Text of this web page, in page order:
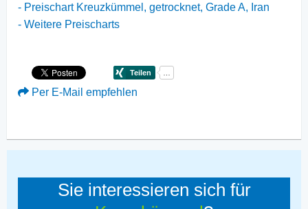
- Preischart Kreuzkümmel, getrocknet, Grade A, Iran
- Weitere Preischarts
Per E-Mail empfehlen
Sie interessieren sich für